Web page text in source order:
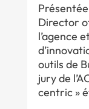
Director
l’agence
outils de
jury de
centric »